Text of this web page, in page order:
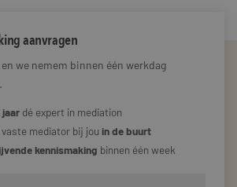
aanvragen
we nemem binnen één werkdag
jaar dé expert in mediation
mediator bij jou in de buurt
kennismaking binnen één week